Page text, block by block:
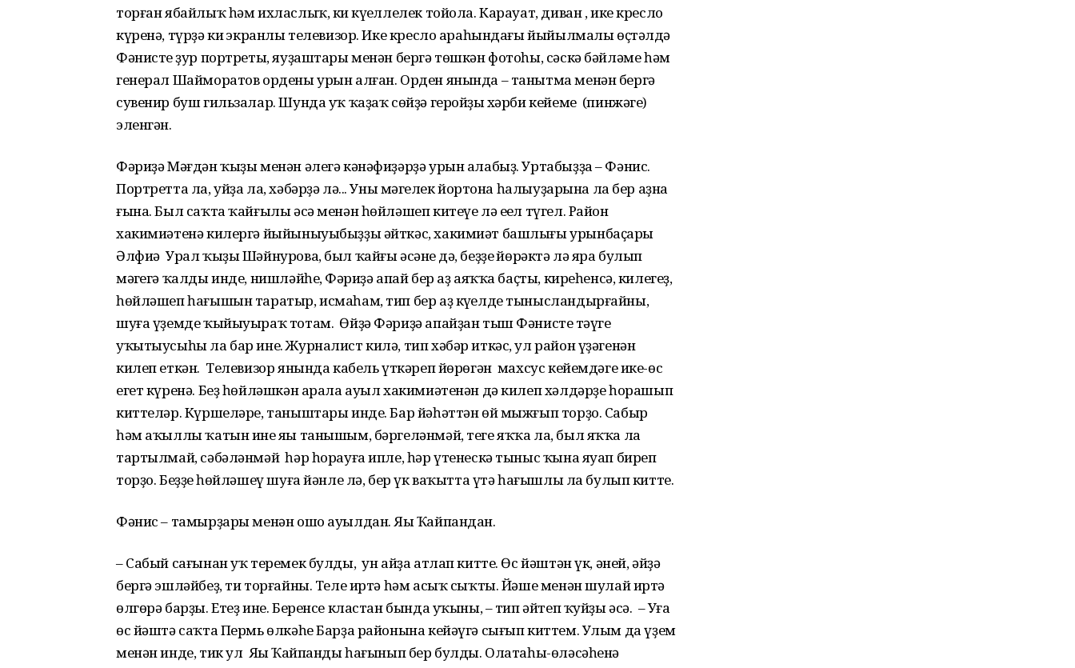
торған ябайлыҡ һәм ихласлыҡ, киң күңеллелек тойола. Карауат, диван , ике кресло
күренә, түрҙә киң экранлы телевизор. Ике кресло араһындағы йыйылмалы өҫтәлдә
Фәнистең ҙур портреты, яуҙаштары менән бергә төшкән фотоһы, сәскә бәйләме һәм
генерал Шайморатов ордены урын алған. Орден янында – танытма менән бергә
сувенир буш гильзалар. Шунда уҡ ҡаҙаҡ сөйҙә геройҙың хәрби кейеме (пинжәге)
эленгән.
Фәриҙә Мәғдән ҡыҙы менән әлегә кәнәфиҙәрҙә урын алабыҙ. Уртабыҙҙа – Фәнис.
Портретта ла, уйҙа ла, хәбәрҙә лә... Уны мәңгелек йортона һалыуҙарына ла бер аҙна
ғына. Был саҡта ҡайғылы әсә менән һөйләшеп китеүе лә еңел түгел. Район
хакимиәтенә килергә йыйыныуыбыҙҙы әйткәс, хакимиәт башлығы урынбаҫары
Әлфиә Урал ҡыҙы Шәйнурова, был ҡайғы әсәнең дә, беҙҙең йөрәктә лә яра булып
мәңгегә ҡалды инде, нишләйһең, Фәриҙә апай бер аҙ аяҡҡа баҫты, киреһенсә, килегеҙ,
һөйләшеп һағышын таратыр, исмаһам, тип бер аҙ күңелде тынысландырғайны,
шуға үҙемде ҡыйыуыраҡ тотам. Өйҙә Фәриҙә апайҙан тыш Фәнистең тәүге
уҡытыусыһы ла бар ине. Журналист килә, тип хәбәр иткәс, ул район үҙәгенән
килеп еткән. Телевизор янында кабель үткәреп йөрөгән махсус кейемдәге ике-өс
егет күренә. Беҙ һөйләшкән арала ауыл хакимиәтенән дә килеп хәлдәрҙе һорашып
киттеләр. Күршеләре, таныштары инде. Бар йәһәттән өй мыжғып торҙо. Сабыр
һәм аҡыллы ҡатын ине яңы танышым, бәргеләнмәй, теге яҡҡа ла, был яҡҡа ла
тартылмай, сәбәләнмәй һәр һорауға ипле, һәр үтенескә тыныс ҡына яуап биреп
торҙо. Беҙҙең һөйләшеү шуға йәнле лә, бер үк ваҡытта үтә һағышлы ла булып китте.
Фәнис – тамырҙары менән ошо ауылдан. Яңы Ҡайпандан.
– Сабый сағынан уҡ теремек булды, ун айҙа атлап китте. Өс йәштән үк, әней, әйҙә
бергә эшләйбеҙ, ти торғайны. Теле иртә һәм асыҡ сыҡты. Йәше менән шулай иртә
өлгөрә барҙы. Етеҙ ине. Беренсе кластан бында уҡыны, – тип әйтеп ҡуйҙы әсә. – Уға
өс йәштә саҡта Пермь өлкәһе Барҙа районына кейәүгә сығып киттем. Улым да үҙем
менән инде, тик ул Яңы Ҡайпанды һағынып бер булды. Олатаһы-өләсәһенә